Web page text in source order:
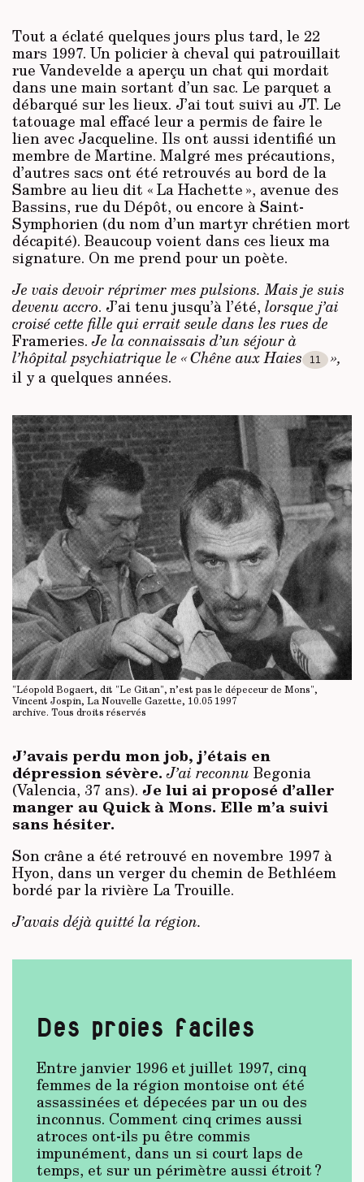
Tout a éclaté quelques jours plus tard, le 22
mars 1997. Un policier à cheval qui patrouil­lait
rue Vandevelde a aperçu un chat qui mordait
dans une main sortant d’un sac. Le parquet a
débarqué sur les lieux. J’ai tout suivi au JT. Le
tatouage mal effacé leur a permis de faire le
lien avec Jacqueline. Ils ont aussi identifié un
membre de Martine. Malgré mes précautions,
d’autres sacs ont été retrouvés au bord de la
Sambre au lieu dit « La Hachette », avenue des
Bassins, rue du Dépôt, ou encore à Saint-
Symphorien (du nom d’un martyr chrétien mort
décapité). Beaucoup voient dans ces lieux ma
signature. On me prend pour un poète.
Je vais devoir réprimer mes pulsions. Mais je suis
devenu accro. J’ai tenu jusqu’à l’été, lorsque j’ai
croisé cette fille qui errait seule dans les rues de
Frameries.Je la connaissais d’un séjour à
l’hôpital psychiatrique le « Chêne aux Haies
11
»,
il y a quelques années.
"Léopold Bogaert, dit "Le Gitan", n’est pas le dépeceur de Mons",
Vincent Jospin, La Nouvelle Gazette, 10.05 1997
archive. Tous droits réservés
J’avais perdu mon job, j’étais en
dépression sévère. J’ai reconnu Begonia
(Valencia, 37 ans). Je lui ai proposé d’aller
manger au Quick à Mons. Elle m’a suivi
sans hésiter.
Son crâne a été retrouvé en novembre 1997 à
Hyon, dans un verger du chemin de Bethléem
bordé par la rivière La Trouille.
J’avais déjà quitté la région.
Des proies faciles
Entre janvier 1996 et juillet 1997, cinq
femmes de la région montoise ont été
assassinées et dépecées par un ou des
inconnus. Comment cinq crimes aussi
atroces ont-ils pu être commis
impunément, dans un si court laps de
temps, et sur un périmètre aussi étroit ?